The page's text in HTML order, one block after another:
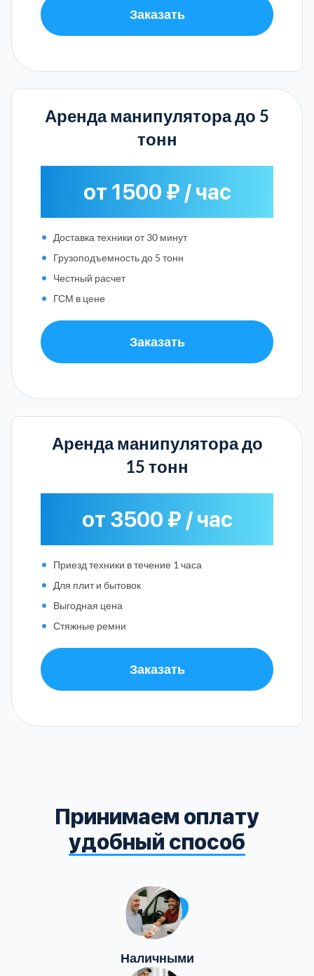
Заказать
Аренда манипулятора до 5
тонн
от 1500 ₽ / час
Доставка техники от 30 минут
Грузоподъемность до 5 тонн
Честный расчет
ГСМ в цене
Заказать
Аренда манипулятора до
15 тонн
от 3500 ₽ / час
Приезд техники в течение 1 часа
Для плит и бытовок
Выгодная цена
Стяжные ремни
Заказать
Принимаем оплату
удобный способ
Наличными